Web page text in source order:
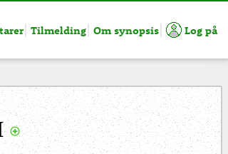
Tilmelding Om synopsis Log på